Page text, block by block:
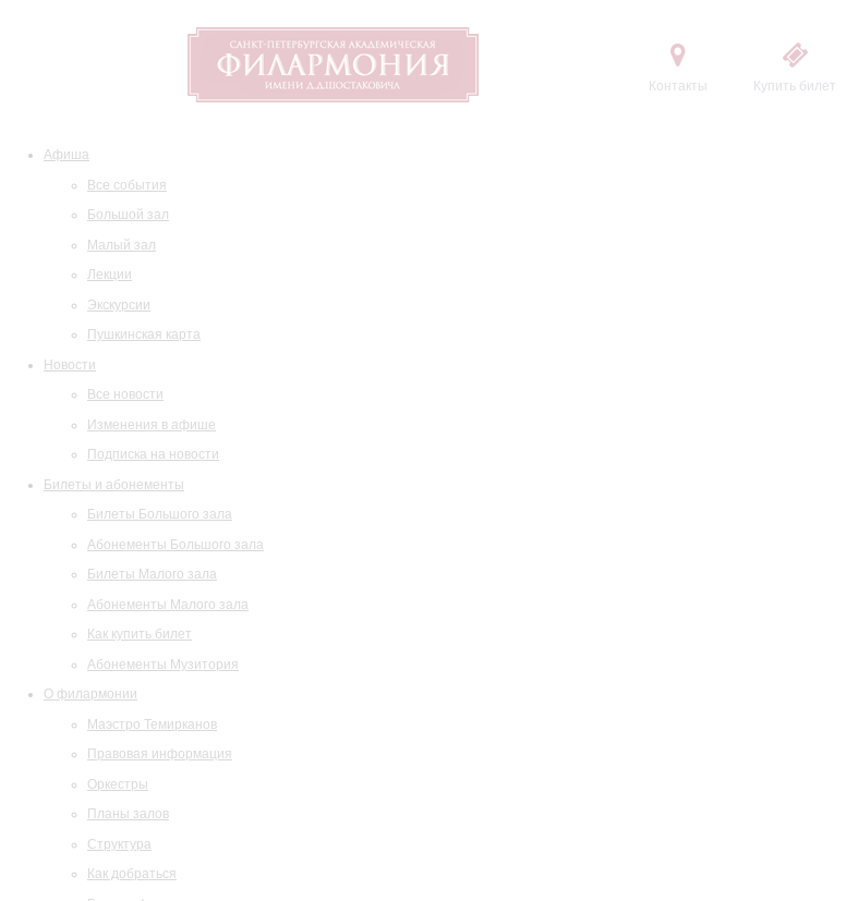
Контакты Купить билет
Афиша
Все события
Большой зал
Малый зал
Лекции
Экскурсии
Пушкинская карта
Новости
Все новости
Изменения в афише
Подписка на новости
Билеты и абонементы
Билеты Большого зала
Абонементы Большого зала
Билеты Малого зала
Абонементы Малого зала
Как купить билет
Абонементы Музитория
О филармонии
Маэстро Темирканов
Правовая информация
Оркестры
Планы залов
Структура
Как добраться